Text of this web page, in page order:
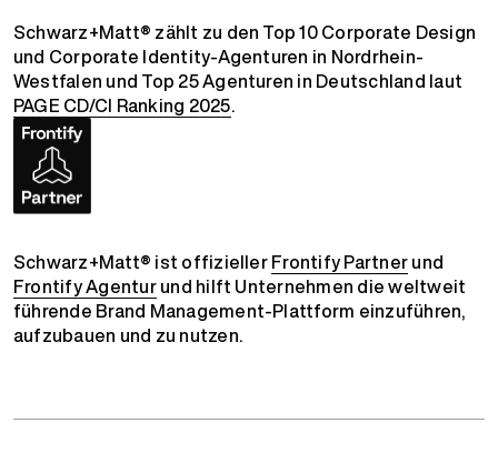
Schwarz+Matt® zählt zu den Top 10 Corporate Design
und Corporate Identity-Agenturen in Nordrhein-
Westfalen und Top 25 Agenturen in Deutschland laut
PAGE CD/CI Ranking 2025.
Schwarz+Matt® ist offiziellerFrontify Partnerund
Frontify Agenturund hilft Unternehmen die weltweit
führende Brand Management-Plattform einzuführen,
aufzubauen und zu nutzen.